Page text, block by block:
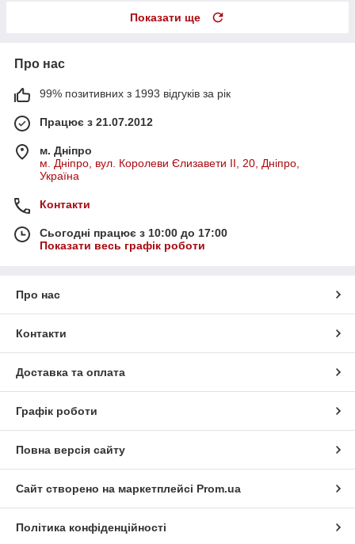
Показати ще
Про нас
99% позитивних з 1993 відгуків за рік
Працює з 21.07.2012
м. Дніпро
м. Дніпро, вул. Королеви Єлизавети ІІ, 20, Дніпро,
Україна
Контакти
Сьогодні працює з 10:00 до 17:00
Показати весь графік роботи
Про нас
Контакти
Доставка та оплата
Графік роботи
Повна версія сайту
Сайт створено на маркетплейсі Prom.ua
Політика конфіденційності